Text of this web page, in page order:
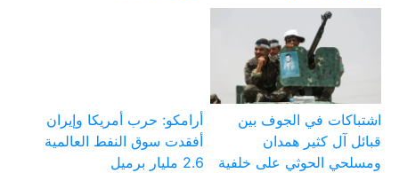
اشتباكات في الجوف بين
قبائل آل كثير همدان
ومسلحي الحوثي على خلفية
أرامكو: حرب أمريكا وإيران
أفقدت سوق النفط العالمية
2.6 مليار برميل